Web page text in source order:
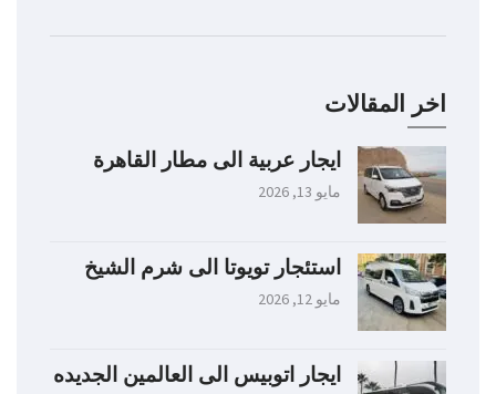
اخر المقالات
ايجار عربية الى مطار القاهرة
مايو 13, 2026
استئجار تويوتا الى شرم الشيخ
مايو 12, 2026
ايجار اتوبيس الى العالمين الجديده